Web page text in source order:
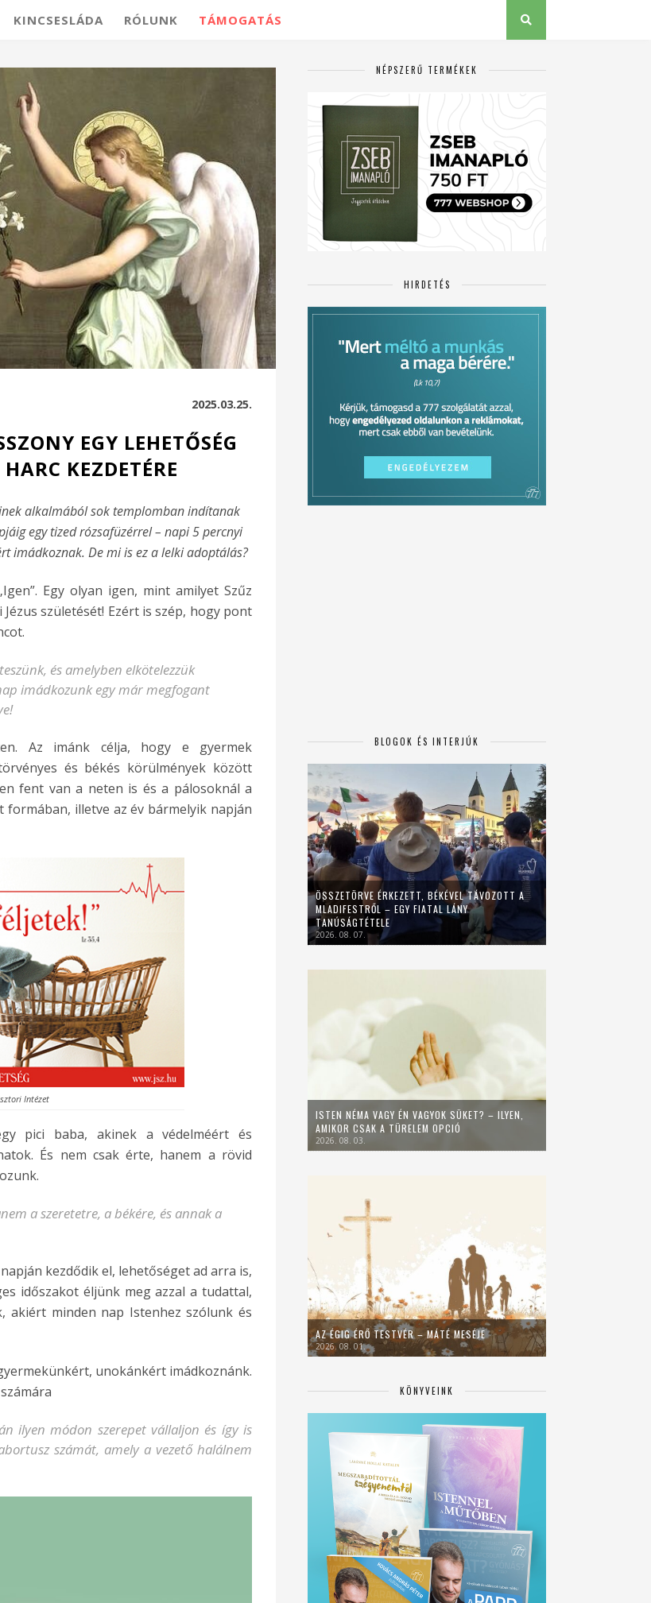
KINCSESLÁDA RÓLUNK TÁMOGATÁS
2025.03.25.
EGY LEHETŐSÉG
KEZDETÉRE
alkalmából sok templomban indítanak
egy tized rózsafüzérrel – napi 5 percnyi
imádkoznak. De mi is ez a lelki adoptálás?
Egy olyan igen, mint amilyet Szűz
születését! Ezért is szép, hogy pont
és amelyben elkötelezzük
imádkozunk egy már megfogant
Az imánk célja, hogy e gyermek
és békés körülmények között
fent van a neten is és a pálosoknál a
illetve az év bármelyik napján
Intézet
pici baba, akinek a védelméért és
És nem csak érte, hanem a rövid
a szeretetre, a békére, és annak a
kezdődik el, lehetőséget ad arra is,
időszakot éljünk meg azzal a tudattal,
akiért minden nap Istenhez szólunk és
unokánkért imádkoznánk.
ilyen módon szerepet vállaljon és így is
számát, amely a vezető halálnem
NÉPSZERŰ TERMÉKEK
HIRDETÉS
BLOGOK ÉS INTERJÚK
ÖSSZETÖRVE ÉRKEZETT, BÉKÉVEL TÁVOZOTT A
MLADIFESTRŐL – EGY FIATAL LÁNY
TANÚSÁGTÉTELE
2026. 08. 07.
ISTEN NÉMA VAGY ÉN VAGYOK SÜKET? – ILYEN,
AMIKOR CSAK A TÜRELEM OPCIÓ
2026. 08. 03.
AZ ÉGIG ÉRŐ TESTVÉR – MÁTÉ MESÉJE
2026. 08. 01.
KÖNYVEINK